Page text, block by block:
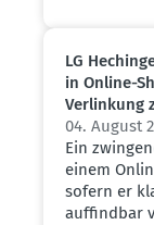
LG
in Online-
Verlinkung
04. August
Ein
einem
sofern er
auffindbar